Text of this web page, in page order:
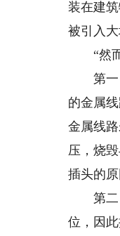
装在建
被引入
“然而
第一，
的金属
金属线
压，烧
插头的原
第二，
位，因